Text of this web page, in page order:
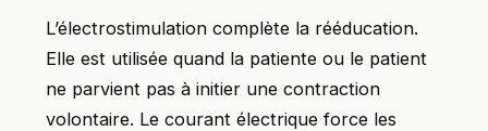
L’électrostimulation complète la rééducation.
Elle est utilisée quand la patiente ou le patient
ne parvient pas à initier une contraction
volontaire. Le courant électrique force les